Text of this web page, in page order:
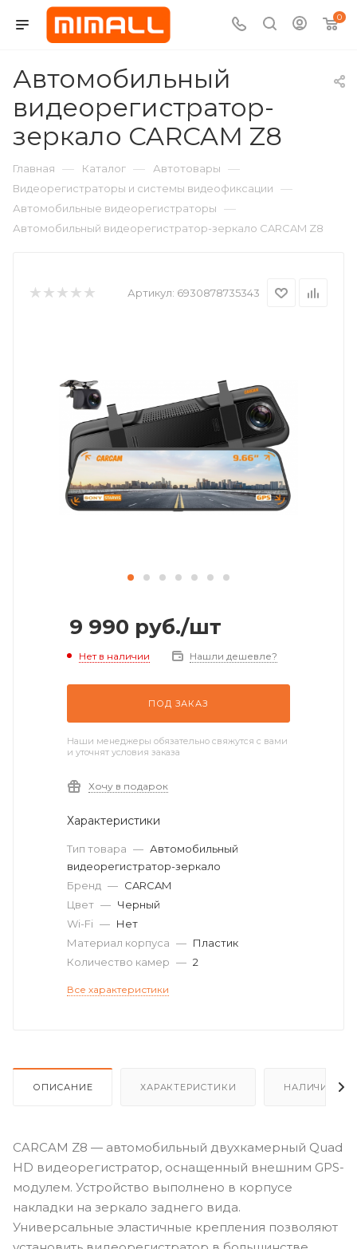
0
Автомобильный
видеорегистратор-
зеркало CARCAM Z8
Главная — Каталог — Автотовары —
Видеорегистраторы и системы видеофиксации —
Автомобильные видеорегистраторы —
Автомобильный видеорегистратор-зеркало CARCAM Z8
Артикул: 6930878735343
9 990 руб./шт
Нет в наличии Нашли дешевле?
ПОД ЗАКАЗ
Наши менеджеры обязательно свяжутся с вами
и уточнят условия заказа
Хочу в подарок
Характеристики
Тип товара — Автомобильный
видеорегистратор-зеркало
Бренд — CARCAM
Цвет — Черный
Wi-Fi — Нет
Материал корпуса — Пластик
Количество камер — 2
Все характеристики
ОПИСАНИЕ ХАРАКТЕРИСТИКИ НАЛИЧИЕ
CARCAM Z8 — автомобильный двухкамерный Quad
HD видеорегистратор, оснащенный внешним GPS-
модулем. Устройство выполнено в корпусе
накладки на зеркало заднего вида.
Универсальные эластичные крепления позволяют